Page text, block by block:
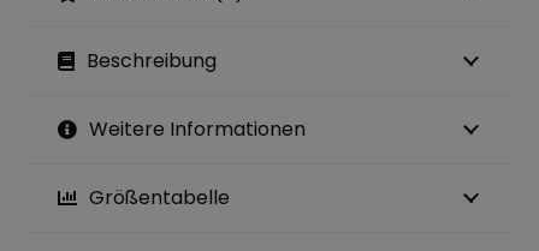
Beschreibung
Weitere Informationen
Größentabelle